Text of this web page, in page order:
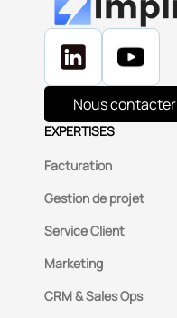
Nous contacter
EXPERTISES
Facturation
Gestion de projet
Service Client
Marketing
CRM & Sales Ops